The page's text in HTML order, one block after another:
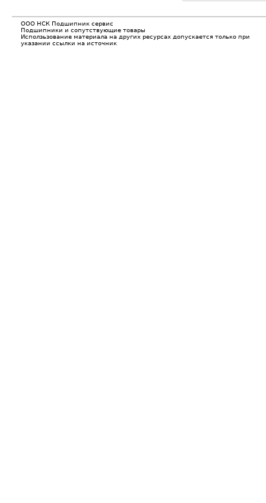
ООО НСК Подшипник сервис
Подшипники и сопутствующие товары
Исползьзование материала на других ресурсах допускается только при
указании ссылки на источник